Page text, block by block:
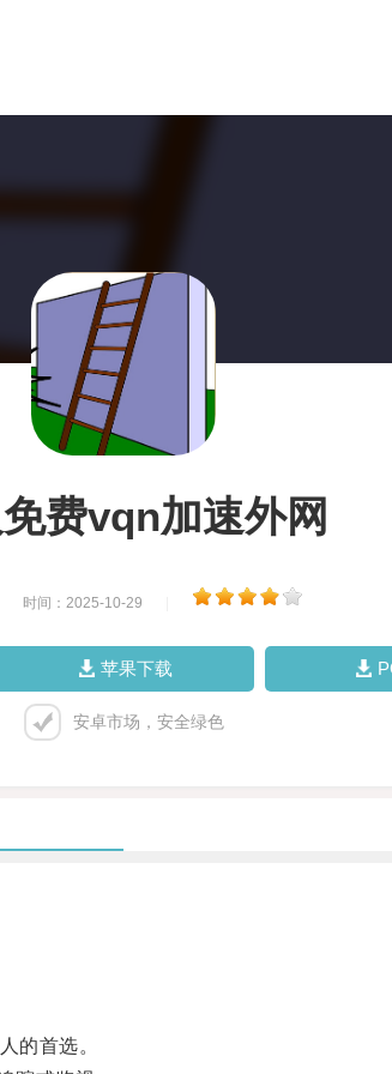
费vqn加速外网
时间：2025-10-29
苹果下载
安卓市场，安全绿色
的首选。